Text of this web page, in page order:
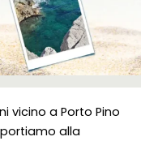
vicino a Porto Pino
alla